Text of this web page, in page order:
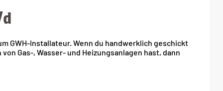
GWH-Installateur. Wenn du handwerklich geschickt
Gas-, Wasser- und Heizungsanlagen hast, dann